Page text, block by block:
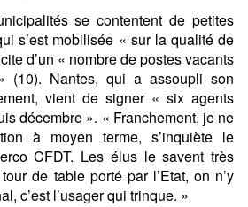
se contentent de petites
s’est mobilisée « sur la qualité de
d’un « nombre de postes vacants
(10). Nantes, qui a assoupli son
vient de signer « six agents
décembre ». « Franchement, je ne
à moyen terme, s’inquiète le
CFDT. Les élus le savent très
de table porté par l’Etat, on n’y
c’est l’usager qui trinque. »